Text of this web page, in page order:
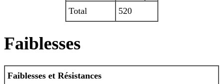
Total 520
Faiblesses
Faiblesses et Résistances